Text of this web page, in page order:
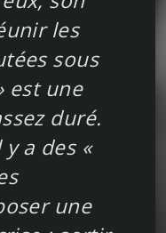
les
sous
est une
duré.
a des «
une